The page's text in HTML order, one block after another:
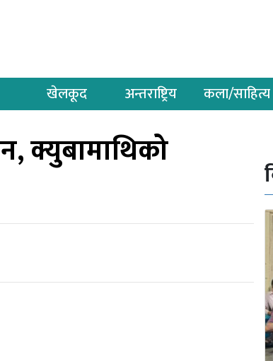
खेलकूद अन्तराष्ट्रिय कला/साहित्य
क्युबामाथिको